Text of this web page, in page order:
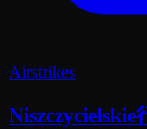
Airstrikes